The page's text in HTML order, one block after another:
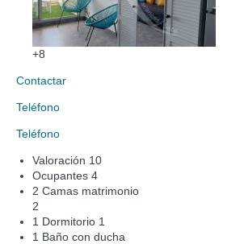
+8
Contactar
Teléfono
Teléfono
Valoración 10
Ocupantes 4
2 Camas matrimonio
2
1 Dormitorio 1
1 Baño con ducha